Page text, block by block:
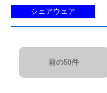
シェアウェア
前の50件